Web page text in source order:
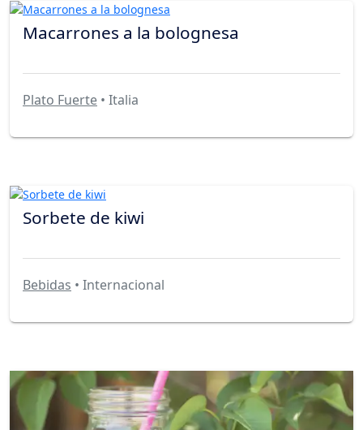
Macarrones a la bolognesa
Plato Fuerte • Italia
Sorbete de kiwi
Bebidas • Internacional